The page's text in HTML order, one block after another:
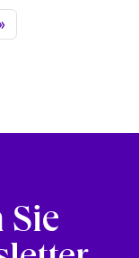
Seite